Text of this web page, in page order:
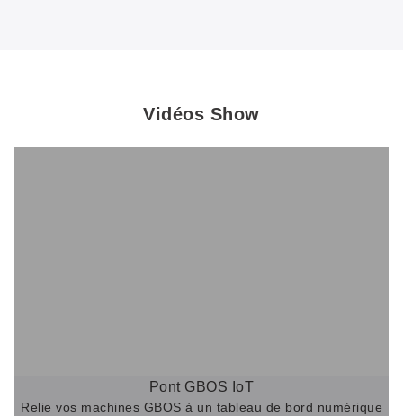
Vidéos Show
Pont GBOS IoT
Relie vos machines GBOS à un tableau de bord numérique